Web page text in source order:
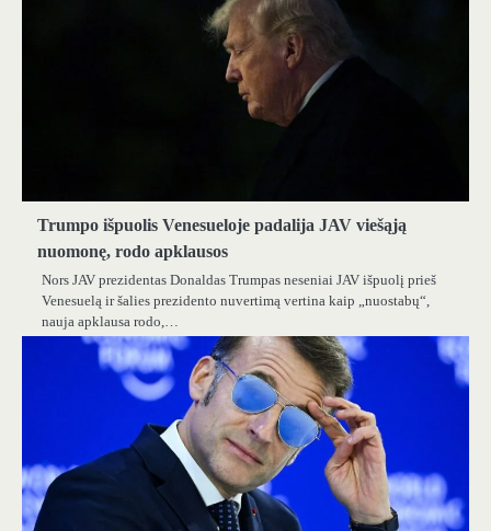
Trumpo išpuolis Venesueloje padalija JAV viešąją
nuomonę, rodo apklausos
Nors JAV prezidentas Donaldas Trumpas neseniai JAV išpuolį prieš
Venesuelą ir šalies prezidento nuvertimą vertina kaip „nuostabų“,
nauja apklausa rodo,…